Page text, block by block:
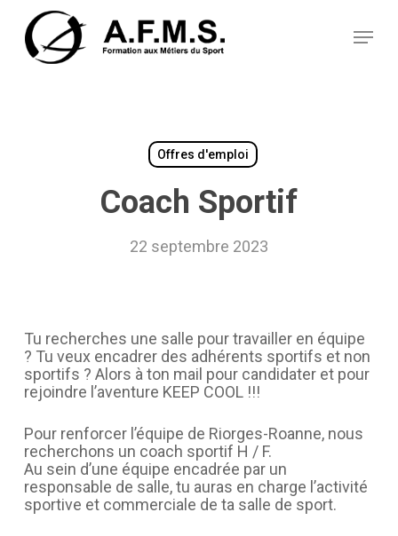
main
content
Menu
Offres d'emploi
Coach Sportif
22 septembre 2023
Tu recherches une salle pour travailler en équipe
? Tu veux encadrer des adhérents sportifs et non
sportifs ? Alors à ton mail pour candidater et pour
rejoindre l’aventure KEEP COOL !!!
Pour renforcer l’équipe de Riorges-Roanne, nous
recherchons un coach sportif H / F.
Au sein d’une équipe encadrée par un
responsable de salle, tu auras en charge l’activité
sportive et commerciale de ta salle de sport.
Panneau de gestion des cookies